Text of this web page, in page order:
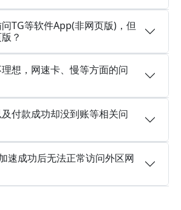
TG等软件App(非网页版)，但
？
想，网速卡、慢等方面的问
付款成功却没到账等相关问
速成功后无法正常访问外区网